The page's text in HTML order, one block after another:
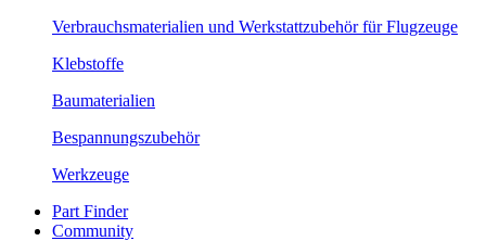
Verbrauchsmaterialien und Werkstattzubehör für Flugzeuge
Klebstoffe
Baumaterialien
Bespannungszubehör
Werkzeuge
Part Finder
Community